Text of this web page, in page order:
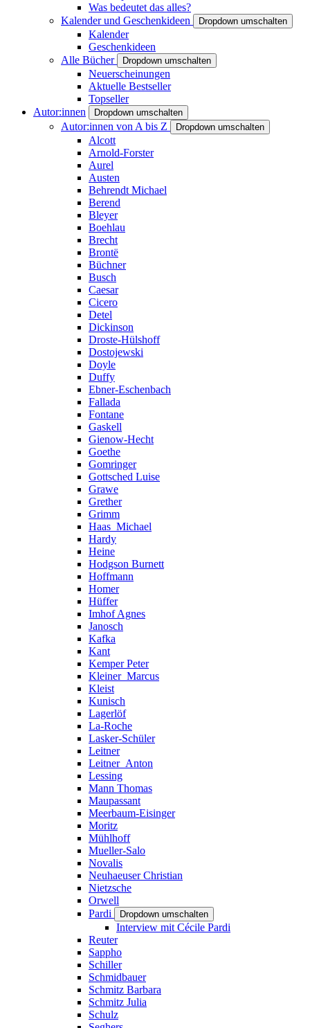
Was bedeutet das alles?
Kalender und Geschenkideen
Dropdown umschalten
Kalender
Geschenkideen
Alle Bücher
Dropdown umschalten
Neuerscheinungen
Aktuelle Bestseller
Topseller
Autor:innen
Dropdown umschalten
Autor:innen von A bis Z Dropdown umschalten
Alcott
Arnold-Forster
Aurel
Austen
Behrendt Michael
Berend
Bleyer
Boehlau
Brecht
Brontë
Büchner
Busch
Caesar
Cicero
Detel
Dickinson
Droste-Hülshoff
Dostojewski
Doyle
Duffy
Ebner-Eschenbach
Fallada
Fontane
Gaskell
Gienow-Hecht
Goethe
Gomringer
Gottsched Luise
Grawe
Grether
Grimm
Haas_Michael
Hardy
Heine
Hodgson Burnett
Hoffmann
Homer
Hüffer
Imhof Agnes
Janosch
Kafka
Kant
Kemper Peter
Kleiner_Marcus
Kleist
Kunisch
Lagerlöf
La-Roche
Lasker-Schüler
Leitner
Leitner_Anton
Lessing
Mann Thomas
Maupassant
Meerbaum-Eisinger
Moritz
Mühlhoff
Mueller-Salo
Novalis
Neuhaeuser Christian
Nietzsche
Orwell
Pardi
Dropdown umschalten
Interview mit Cécile Pardi
Reuter
Sappho
Schiller
Schmidbauer
Schmitz Barbara
Schmitz Julia
Schulz